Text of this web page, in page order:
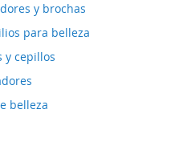
y brochas
para belleza
y cepillos
belleza